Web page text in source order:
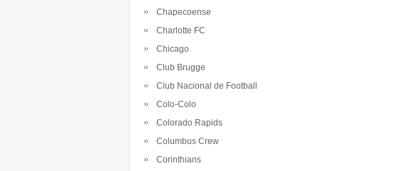
Chapecoense
Charlotte FC
Chicago
Club Brugge
Club Nacional de Football
Colo-Colo
Colorado Rapids
Columbus Crew
Corinthians